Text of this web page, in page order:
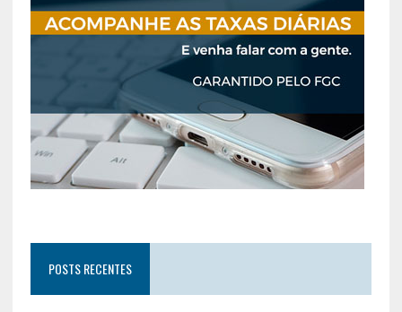
POSTS RECENTES